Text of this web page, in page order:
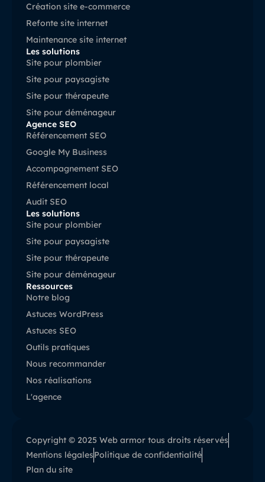
Création site e-commerce
Refonte site internet
Maintenance site internet
Les solutions
Site pour plombier
Site pour paysagiste
Site pour thérapeute
Site pour déménageur
Agence SEO
Référencement SEO
Google My Business
Accompagnement SEO
Référencement local
Audit SEO
Les solutions
Site pour plombier
Site pour paysagiste
Site pour thérapeute
Site pour déménageur
Ressources
Notre blog
Astuces WordPress
Astuces SEO
Outils pratiques
Nous recommander
Nos réalisations
L'agence
Copyright © 2025 Web armor tous droits réservés
Mentions légalesPolitique de confidentialité
Plan du site